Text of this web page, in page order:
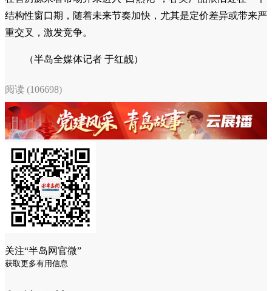
结构性窗口期，随着未来节奏加快，尤其是定价差异或带来严
重交叉，激发竞争。
（半岛全媒体记者 于红靓）
阅读 (106698)
关注“半岛网官微”
获取更多有用信息